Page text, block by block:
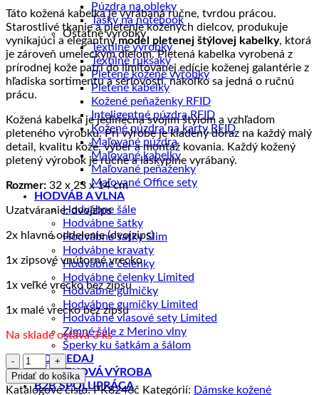
Púzdra na obleky
Tašky na notebook
Ostatné výrobky
Textilné výrobky
Textilné ruksaky
Pletené kožené výrobky
Pletené kabelky
Kožené peňaženky RFID
Inteligentné púzdra RFID
Kožené púzdra na karty RFID
Maľované púzdra
Maľované kabelky
Maľované peňaženky
Maľované Office sety
HODVÁB A VLNA
Hodvábne šále
Hodvábne šatky
Hodvábne šatky Slim
Hodvábne kravaty
Hodvábne čelenky
Hodvábne čelenky Limited
Hodvábne gumičky
Hodvábne gumičky Limited
Hodvábne vlasové sety Limited
Zimné šále z Merino vlny
Šperky ku šatkám a šálom
DOPREDAJ
ZÁKAZKOVÁ VÝROBA
B2B SPOLUPRÁCA
Táto kožená kabelka je vyrábaná ručne, tvrdou prácou.
Starostlivé tkanie a pletenie kožených dielcov, produkuje
vynikajúci a elegantnýmodel pletenej štýlovej kabelky, ktorá
je zároveň umeleckým dielom. Pletená kabelka vyrobená z
prírodnej kože patrí do limitovanej edície koženej galantérie z
hľadiska sortimentu a sériovosti, nakoľko sa jedná o ručnú
prácu.
Kožená kabelka je jedinečná svojim štýlom a vzhľadom
pleteného výrobku. Pri výrobe je kladený dôraz na každý malý
detail, kvalitu kože, výber a montáž kovania. Každý kožený
pletený výrobok je ručne a láskyplne vyrábaný.
Rozmer: 32 x 23 x 14 cm
Uzatváranie: dvojzips
2x hlavné oddelenie (dvojzips)
1x zipsové vnútorné vrecko
1x veľké vrecko bez zipsu
1x malé vrecko bez zipsu
Na sklade ostáva 3 ks
množstvo
Luxusná
pletená
Pridať do košíka
Katalógové číslo:PK8246č Kategórií: Dámske kožené